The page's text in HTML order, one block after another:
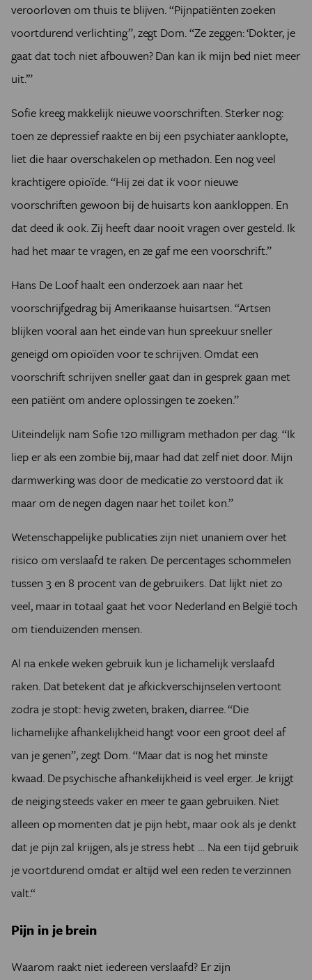
veroorloven om thuis te blijven. “Pijnpatiënten zoeken
voortdurend verlichting”, zegt Dom. “Ze zeggen: ‘Dokter, je
gaat dat toch niet afbouwen? Dan kan ik mijn bed niet meer
uit.’”
Sofie kreeg makkelijk nieuwe voorschriften. Sterker nog:
toen ze depressief raakte en bij een psychiater aanklopte,
liet die haar overschakelen op methadon. Een nog veel
krachtigere opioïde. “Hij zei dat ik voor nieuwe
voorschriften gewoon bij de huisarts kon aankloppen. En
dat deed ik ook. Zij heeft daar nooit vragen over gesteld. Ik
had het maar te vragen, en ze gaf me een voorschrift.”
Hans De Loof haalt een onderzoek aan naar het
voorschrijfgedrag bij Amerikaanse huisartsen. “Artsen
blijken vooral aan het einde van hun spreekuur sneller
geneigd om opioïden voor te schrijven. Omdat een
voorschrift schrijven sneller gaat dan in gesprek gaan met
een patiënt om andere oplossingen te zoeken.”
Uiteindelijk nam Sofie 120 milligram methadon per dag. “Ik
liep er als een zombie bij, maar had dat zelf niet door. Mijn
darmwerking was door de medicatie zo verstoord dat ik
maar om de negen dagen naar het toilet kon.”
Wetenschappelijke publicaties zijn niet unaniem over het
risico om verslaafd te raken. De percentages schommelen
tussen 3 en 8 procent van de gebruikers. Dat lijkt niet zo
veel, maar in totaal gaat het voor Nederland en België toch
om tienduizenden mensen.
Al na enkele weken gebruik kun je lichamelijk verslaafd
raken. Dat betekent dat je afkickverschijnselen vertoont
zodra je stopt: hevig zweten, braken, diarree. “Die
lichamelijke afhankelijkheid hangt voor een groot deel af
van je genen”, zegt Dom. “Maar dat is nog het minste
kwaad. De psychische afhankelijkheid is veel erger. Je krijgt
de neiging steeds vaker en meer te gaan gebruiken. Niet
alleen op momenten dat je pijn hebt, maar ook als je denkt
dat je pijn zal krijgen, als je stress hebt … Na een tijd gebruik
je voortdurend omdat er altijd wel een reden te verzinnen
valt.“
Pijn in je brein
Waarom raakt niet iedereen verslaafd? Er zijn